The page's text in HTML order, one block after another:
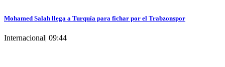
Mohamed Salah llega a Turquía para fichar por el Trabzonspor
Internacional| 09:44